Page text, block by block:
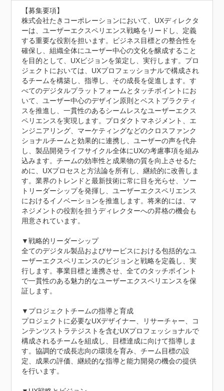
【募集要項】
株式会社たきコーポレーションにおいて、UXディレクタ
ーは、ユーザーエクスペリエンス戦略をリードし、定義
する重要な役割を担います。ビジネス目標との整合性を
確保し、組織全体にユーザー中心の文化を醸成すること
を目的として、UXビジョンを策定し、実行します。プロ
ジェクトにおいては、UXプロフェッショナルで構成され
るチームを構築し、指導し、その成長を促進します。す
べてのデジタルプラットフォームとタッチポイントにお
いて、ユーザー中心のデザイン原則とベストプラクティ
スを推進し、一貫性のあるシームレスなユーザーエクス
ペリエンスを実現します。プロダクトマネジメント、エ
ンジニアリング、マーケティングなどのクロスファンク
ショナルチームと効果的に連携し、ユーザーの声を代弁
し、製品開発ライフサイクル全体にUXの考慮事項を組み
込みます。チームの効率性と成果物の質を向上させるた
めに、UXプロセスと方法論を所有し、継続的に改善しま
す。業界のトレンドと最新技術に常に目を光らせ、ソー
トリーダーシップを発揮し、ユーザーエクスペリエンス
におけるイノベーションを推進します。将来的には、マ
ネジメントの役割を担うディレクターへの昇格の機会も
用意されています。
▼戦略的リーダーシップ
全てのデジタル製品およびサービスにおける包括的なユ
ーザーエクスペリエンスのビジョンと戦略を定義し、実
行します。事業目標と連携させ、全てのタッチポイント
で一貫性のある魅力的なユーザーエクスペリエンスを保
証します。
▼プロジェクトチームの指導と育成
プロジェクトに必要なUXデザイナー、リサーチャー、コ
ンテンツストラテジストを含むUXプロフェッショナルで
構成されるチームを組成し、目標達成に向けて指導しま
す。協調的で成長志向の環境を育み、チーム目標の設
定、成果の評価、継続的な指導と能力開発の機会の提供
を行います。